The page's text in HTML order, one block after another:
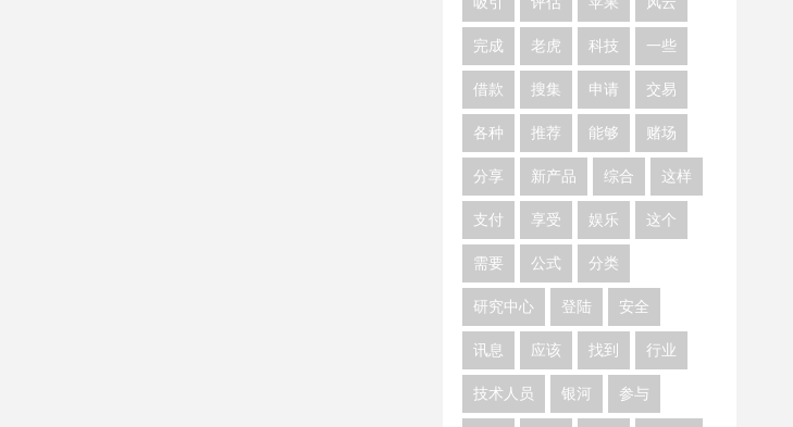
完成 老虎 科技 一些
借款 搜集 申请 交易
各种 推荐 能够 赌场
分享 新产品 综合 这样
支付 享受 娱乐 这个
需要 公式 分类
研究中心 登陆 安全
讯息 应该 找到 行业
技术人员 银河 参与